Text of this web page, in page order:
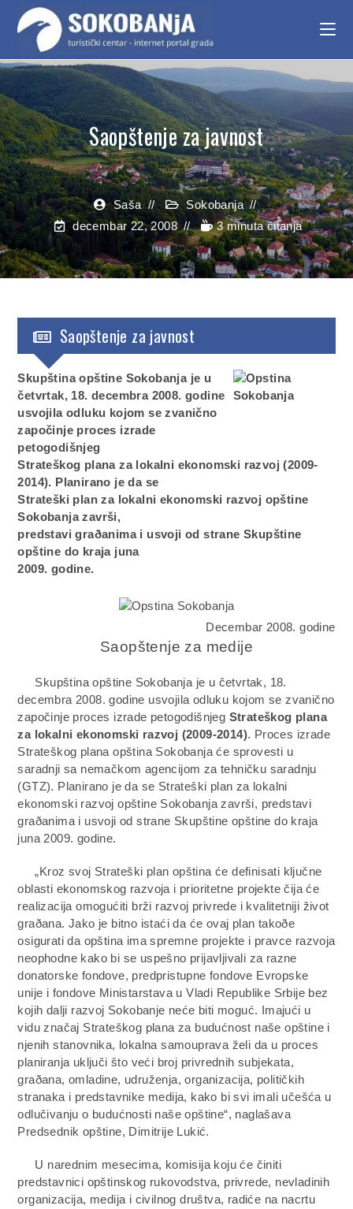
Saopštenje za javnost
Saša
Sokobanja
decembar 22, 2008
3 minuta čitanja
Saopštenje za javnost
Skupština opštine Sokobanja je u
četvrtak, 18. decembra 2008. godine
usvojila odluku kojom se zvanično
započinje proces izrade
petogodišnjeg
Strateškog plana za lokalni ekonomski razvoj (2009-
2014). Planirano je da se
Strateški plan za lokalni ekonomski razvoj opštine
Sokobanja završi,
predstavi graðanima i usvoji od strane Skupštine
opštine do kraja juna
2009. godine.
Decembar 2008. godine
Saopštenje za medije
Skupština opštine Sokobanja je u četvrtak, 18.
decembra 2008. godine usvojila odluku kojom se zvanično
započinje proces izrade petogodišnjeg Strateškog plana
za lokalni ekonomski razvoj (2009-2014). Proces izrade
Strateškog plana opština Sokobanja će sprovesti u
saradnji sa nemačkom agencijom za tehničku saradnju
(GTZ). Planirano je da se Strateški plan za lokalni
ekonomski razvoj opštine Sokobanja završi, predstavi
graðanima i usvoji od strane Skupštine opštine do kraja
juna 2009. godine.
„Kroz svoj Strateški plan opština će definisati ključne
oblasti ekonomskog razvoja i prioritetne projekte čija će
realizacija omogućiti brži razvoj privrede i kvalitetniji život
graðana. Jako je bitno istaći da će ovaj plan takoðe
osigurati da opština ima spremne projekte i pravce razvoja
neophodne kako bi se uspešno prijavljivali za razne
donatorske fondove, predpristupne fondove Evropske
unije i fondove Ministarstava u Vladi Republike Srbije bez
kojih dalji razvoj Sokobanje neće biti moguć. Imajući u
vidu značaj Strateškog plana za budućnost naše opštine i
njenih stanovnika, lokalna samouprava želi da u proces
planiranja uključi što veći broj privrednih subjekata,
graðana, omladine, udruženja, organizacija, političkih
stranaka i predstavnike medija, kako bi svi imali učešća u
odlučivanju o budućnosti naše opštine“, naglašava
Predsednik opštine, Dimitrije Lukić.
U narednim mesecima, komisija koju će činiti
predstavnici opštinskog rukovodstva, privrede, nevladinih
organizacija, medija i civilnog društva, radiće na nacrtu